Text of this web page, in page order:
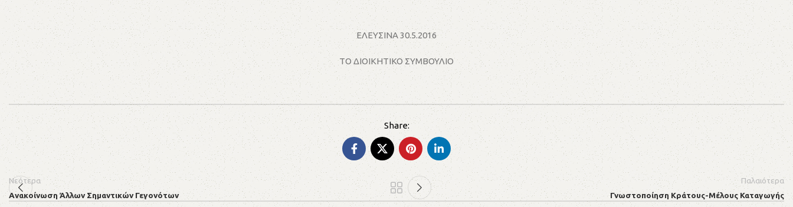
ΕΛΕΥΣΙΝΑ 30.5.2016
ΤΟ ΔΙΟΙΚΗΤΙΚΟ ΣΥΜΒΟΥΛΙΟ
Νεότερα
Ανακοίνωση Άλλων Σημαντικών Γεγονότων
Παλαιότερα
Γνωστοποίηση Κράτους-Μέλους Καταγωγής